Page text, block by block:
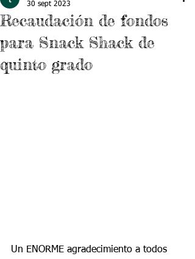
Recaudación de fondos
para Snack Shack de
quinto grado
30 sept 2023
Un ENORME agradecimiento a todos